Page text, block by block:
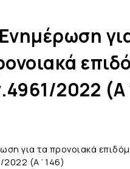
Ενημέρωση
2022
για τα προνοιακά
2022 (Α΄146)